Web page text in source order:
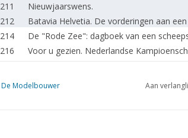
211
Nieuwjaarswens.
212
Batavia Helvetia. De vorderingen aan
214
De "Rode Zee": dagboek van een
216
Voor u gezien. Nederlandse
222
"Prince Henri"
De Modelbouwer Aan